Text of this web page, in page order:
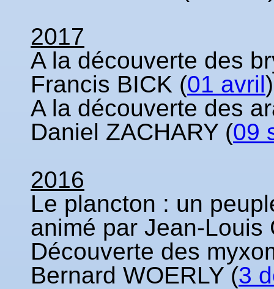
2017
A la découverte des
Francis BICK (01 avril)
A la découverte des
Daniel ZACHARY (09
2016
Le plancton : un
animé par Jean-Louis
Découverte des
Bernard WOERLY (3